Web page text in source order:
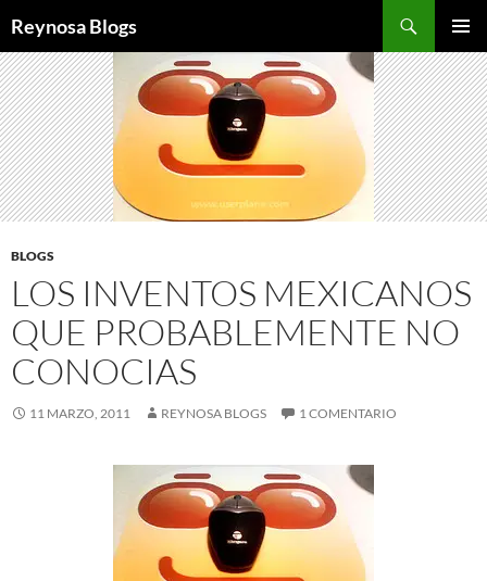
Reynosa Blogs
MENÚ
AL
CONTENIDO
BLOGS
LOS INVENTOS MEXICANOS
QUE PROBABLEMENTE NO
CONOCIAS
11 MARZO, 2011 REYNOSA BLOGS 1 COMENTARIO